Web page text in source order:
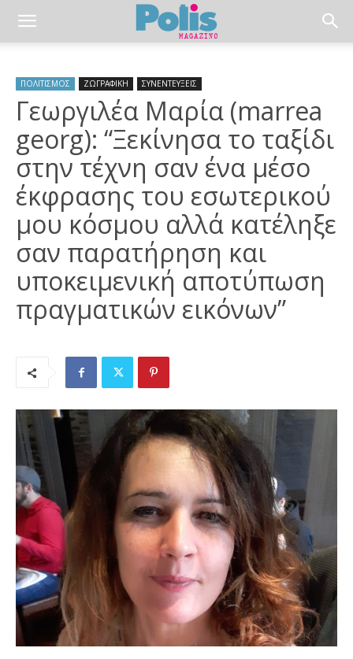
ΠΟΛΙΤΙΣΜΟΣ ΖΩΓΡΑΦΙΚΗ ΣΥΝΕΝΤΕΥΞΕΙΣ
Γεωργιλέα Μαρία (marrea
georg): “Ξεκίνησα το ταξίδι
στην τέχνη σαν ένα μέσο
έκφρασης του εσωτερικού
μου κόσμου αλλά κατέληξε
σαν παρατήρηση και
υποκειμενική αποτύπωση
πραγματικών εικόνων”